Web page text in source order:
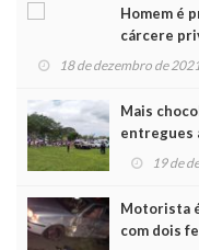
Homem é
cárcere
18 de dezembro de
Mais
entregues
19 de
Motorista
com dois